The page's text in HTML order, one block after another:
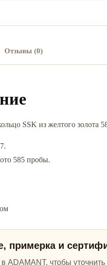
Отзывы (0)
SSK из желтого
585 пробы.
примерка и
ADAMANT, чтобы